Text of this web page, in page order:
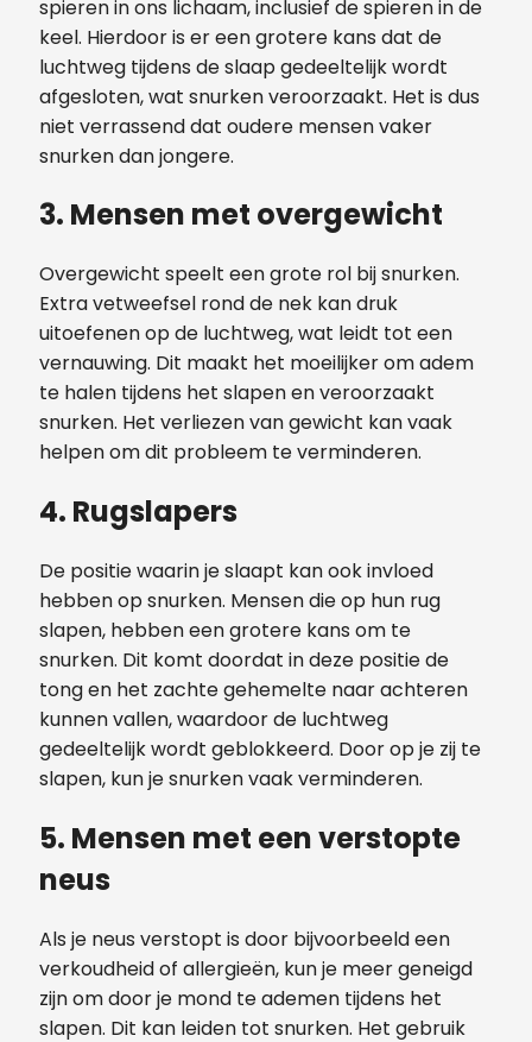
spieren in ons lichaam, inclusief de spieren in de
keel. Hierdoor is er een grotere kans dat de
luchtweg tijdens de slaap gedeeltelijk wordt
afgesloten, wat snurken veroorzaakt. Het is dus
niet verrassend dat oudere mensen vaker
snurken dan jongere.
3. Mensen met overgewicht
Overgewicht speelt een grote rol bij snurken.
Extra vetweefsel rond de nek kan druk
uitoefenen op de luchtweg, wat leidt tot een
vernauwing. Dit maakt het moeilijker om adem
te halen tijdens het slapen en veroorzaakt
snurken. Het verliezen van gewicht kan vaak
helpen om dit probleem te verminderen.
4. Rugslapers
De positie waarin je slaapt kan ook invloed
hebben op snurken. Mensen die op hun rug
slapen, hebben een grotere kans om te
snurken. Dit komt doordat in deze positie de
tong en het zachte gehemelte naar achteren
kunnen vallen, waardoor de luchtweg
gedeeltelijk wordt geblokkeerd. Door op je zij te
slapen, kun je snurken vaak verminderen.
5. Mensen met een verstopte
neus
Als je neus verstopt is door bijvoorbeeld een
verkoudheid of allergieën, kun je meer geneigd
zijn om door je mond te ademen tijdens het
slapen. Dit kan leiden tot snurken. Het gebruik